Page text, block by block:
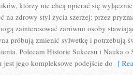
którzy nie chcą opierać się
na zdrowy styl życia szerzej: przez
zainteresować zarówno osoby
próbują zmienić sylwetkę i potrzebują
Polecam Historie Sukcesu i Nauka
jest jego kompleksowe podejście do [